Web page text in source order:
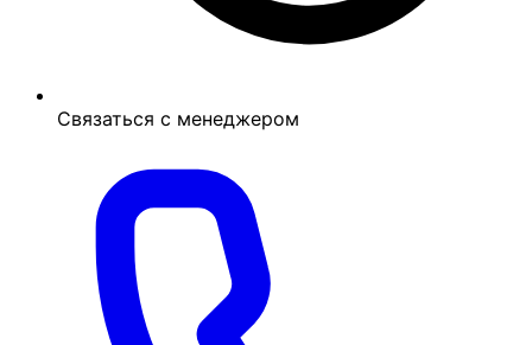
Связаться с менеджером